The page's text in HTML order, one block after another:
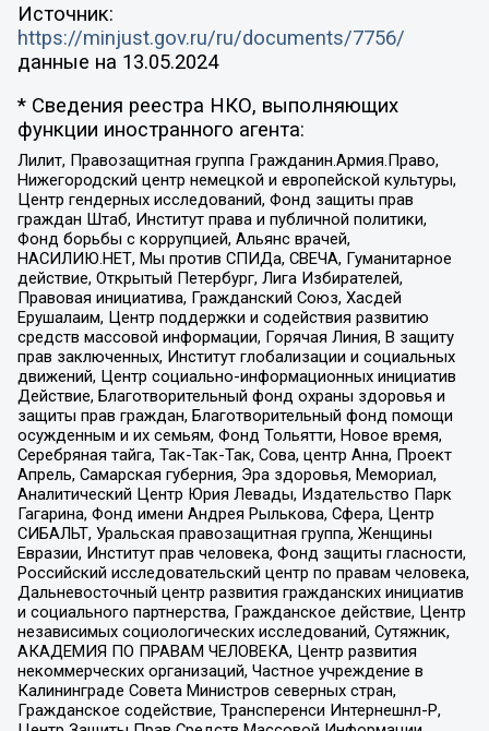
Источник:
https://minjust.gov.ru/ru/documents/7756/
данные на 13.05.2024
* Сведения реестра НКО, выполняющих
функции иностранного агента:
Лилит, Правозащитная группа Гражданин.Армия.Право,
Нижегородский центр немецкой и европейской культуры,
Центр гендерных исследований, Фонд защиты прав
граждан Штаб, Институт права и публичной политики,
Фонд борьбы с коррупцией, Альянс врачей,
НАСИЛИЮ.НЕТ, Мы против СПИДа, СВЕЧА, Гуманитарное
действие, Открытый Петербург, Лига Избирателей,
Правовая инициатива, Гражданский Союз, Хасдей
Ерушалаим, Центр поддержки и содействия развитию
средств массовой информации, Горячая Линия, В защиту
прав заключенных, Институт глобализации и социальных
движений, Центр социально-информационных инициатив
Действие, Благотворительный фонд охраны здоровья и
защиты прав граждан, Благотворительный фонд помощи
осужденным и их семьям, Фонд Тольятти, Новое время,
Серебряная тайга, Так-Так-Так, Сова, центр Анна, Проект
Апрель, Самарская губерния, Эра здоровья, Мемориал,
Аналитический Центр Юрия Левады, Издательство Парк
Гагарина, Фонд имени Андрея Рылькова, Сфера, Центр
СИБАЛЬТ, Уральская правозащитная группа, Женщины
Евразии, Институт прав человека, Фонд защиты гласности,
Российский исследовательский центр по правам человека,
Дальневосточный центр развития гражданских инициатив
и социального партнерства, Гражданское действие, Центр
независимых социологических исследований, Сутяжник,
АКАДЕМИЯ ПО ПРАВАМ ЧЕЛОВЕКА, Центр развития
некоммерческих организаций, Частное учреждение в
Калининграде Совета Министров северных стран,
Гражданское содействие, Трансперенси Интернешнл-Р,